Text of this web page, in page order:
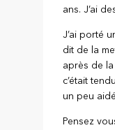
ans. J’ai
J’ai porté
dit de la
après de
c’était
un peu
Pensez